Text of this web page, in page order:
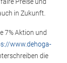
in Zukunft.
7% Aktion und
www.dehoga-
die